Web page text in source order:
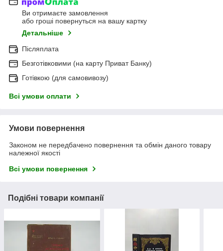
Ви отримаєте замовлення
або гроші повернуться на вашу картку
Детальніше
Післяплата
Безготівковими (на карту Приват Банку)
Готівкою (для самовивозу)
Всі умови оплати
Умови повернення
Законом не передбачено повернення та обмін даного товару
належної якості
Всі умови повернення
Подібні товари компанії